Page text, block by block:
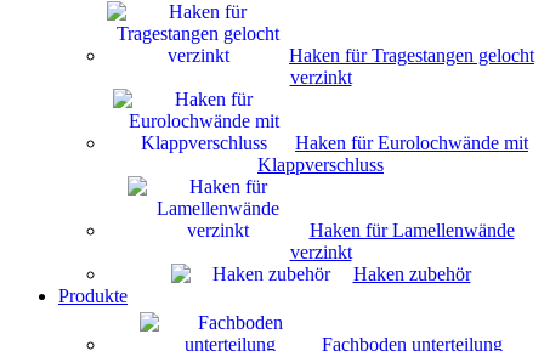
Haken für Tragestangen gelocht
verzinkt
Haken für Eurolochwände mit
Klappverschluss
Haken für Lamellenwände
verzinkt
Haken zubehör
Produkte
Fachboden unterteilung